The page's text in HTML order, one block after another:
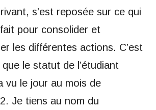
s’est reposée sur ce qui
pour consolider et
les différentes actions. C’est
le statut de l’étudiant
vu le jour au mois de
Je tiens au nom du